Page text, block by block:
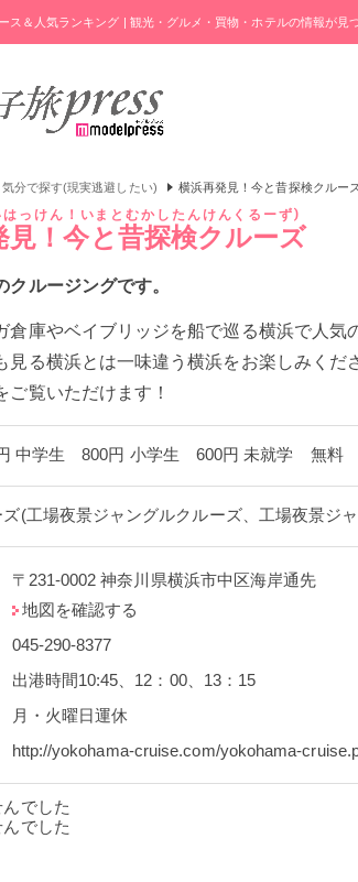
ス＆人気ランキング | 観光・グルメ・買物・ホテルの情報が見
気分で探す(現実逃避したい) 横浜再発見！今と昔探検クルー
見！今と昔探検クルーズ
っけん！いまとむかしたんけんくるーず
クルージングです。
倉庫やベイブリッジを船で巡る横浜で人
見る横浜とは一味違う横浜をお楽しみく
ご覧いただけます！
中学生 800円 小学生 600円 未就学 無料
(工場夜景ジャングルクルーズ、工場夜景ジ
〒231-0002 神奈川県横浜市中区海岸通先
地図を確認する
045-290-8377
出港時間10:45、12：00、13：15
月・火曜日運休
http://yokohama-cruise.com/yokohama-
でした
でした